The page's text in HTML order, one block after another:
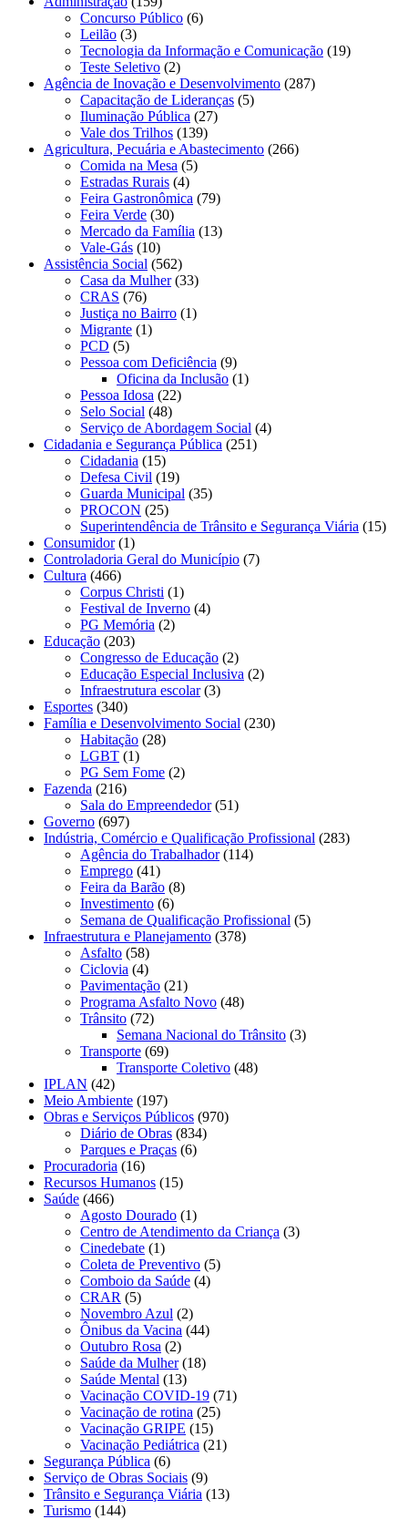
Concurso Público (6)
Leilão (3)
Tecnologia da Informação e Comunicação (19)
Teste Seletivo (2)
Agência de Inovação e Desenvolvimento (287)
Capacitação de Lideranças (5)
Iluminação Pública (27)
Vale dos Trilhos (139)
Agricultura, Pecuária e Abastecimento (266)
Comida na Mesa (5)
Estradas Rurais (4)
Feira Gastronômica (79)
Feira Verde (30)
Mercado da Família (13)
Vale-Gás (10)
Assistência Social (562)
Casa da Mulher(33)
CRAS (76)
Justiça no Bairro (1)
Migrante (1)
PCD (5)
Pessoa com Deficiência (9)
Oficina da Inclusão (1)
Pessoa Idosa (22)
Selo Social (48)
Serviço de Abordagem Social (4)
Cidadania e Segurança Pública (251)
Cidadania (15)
Defesa Civil (19)
Guarda Municipal (35)
PROCON (25)
Superintendência de Trânsito e Segurança Viária (15)
Consumidor(1)
Controladoria Geral do Município (7)
Cultura (466)
Corpus Christi (1)
Festival de Inverno (4)
PG Memória (2)
Educação (203)
Congresso de Educação (2)
Educação Especial Inclusiva (2)
Infraestrutura escolar(3)
Esportes (340)
Família e Desenvolvimento Social (230)
Habitação (28)
LGBT (1)
PG Sem Fome (2)
Fazenda (216)
Sala do Empreendedor(51)
Governo (697)
Indústria, Comércio e Qualificação Profissional (283)
Agência do Trabalhador(114)
Emprego (41)
Feira da Barão (8)
Investimento (6)
Semana de Qualificação Profissional (5)
Infraestrutura e Planejamento (378)
Asfalto (58)
Ciclovia (4)
Pavimentação (21)
Programa Asfalto Novo (48)
Trânsito (72)
Semana Nacional do Trânsito (3)
Transporte (69)
Transporte Coletivo (48)
IPLAN (42)
Meio Ambiente (197)
Obras e Serviços Públicos (970)
Diário de Obras (834)
Parques e Praças (6)
Procuradoria (16)
Recursos Humanos (15)
Saúde (466)
Agosto Dourado (1)
Centro de Atendimento da Criança (3)
Cinedebate (1)
Coleta de Preventivo (5)
Comboio da Saúde (4)
CRAR (5)
Novembro Azul (2)
Ônibus da Vacina (44)
Outubro Rosa (2)
Saúde da Mulher(18)
Saúde Mental (13)
Vacinação COVID-19 (71)
Vacinação de rotina (25)
Vacinação GRIPE (15)
Vacinação Pediátrica (21)
Segurança Pública (6)
Serviço de Obras Sociais (9)
Trânsito e Segurança Viária (13)
Turismo (144)